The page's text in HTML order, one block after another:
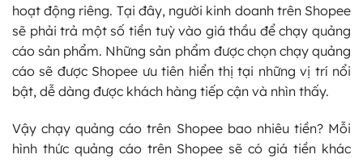
hoạt động riêng. Tại đây, người kinh doanh trên Shopee
sẽ phải trả một số tiền tuỳ vào giá thầu để chạy quảng
cáo sản phẩm. Những sản phẩm được chọn chạy quảng
cáo sẽ được Shopee ưu tiên hiển thị tại những vị trí nổi
bật, dễ dàng được khách hàng tiếp cận và nhìn thấy.
Vậy chạy quảng cáo trên Shopee bao nhiêu tiền? Mỗi
hình thức quảng cáo trên Shopee sẽ có giá tiền khác